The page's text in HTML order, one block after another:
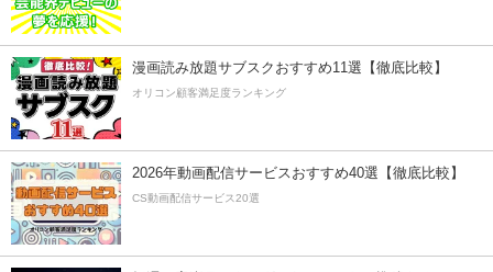
漫画読み放題サブスクおすすめ11選【徹底比較】
オリコン顧客満足度ランキング
2026年動画配信サービスおすすめ40選【徹底比較】
CS動画配信サービス20選